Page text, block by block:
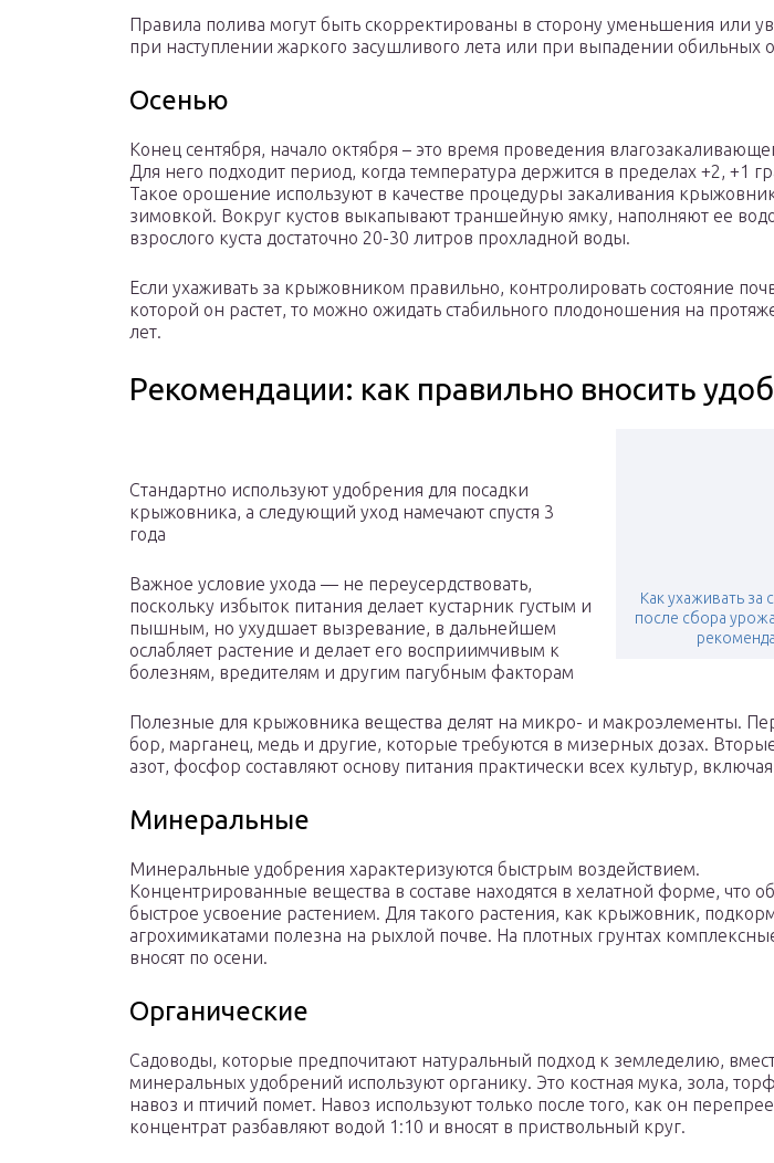
Правила полива могут быть скорректированы в сторону уменьшения или
при наступлении жаркого засушливого лета или при выпадении обильных
Осенью
Конец сентября, начало октября – это время проведения
Для него подходит период, когда температура держится в пределах +2, +1
Такое орошение используют в качестве процедуры закаливания
зимовкой. Вокруг кустов выкапывают траншейную ямку, наполняют ее
взрослого куста достаточно 20-30 литров прохладной воды.
Если ухаживать за крыжовником правильно, контролировать состояние
которой он растет, то можно ожидать стабильного плодоношения на
лет.
Рекомендации: как правильно вносить
Как ухаживать за
после сбора
Стандартно используют удобрения для посадки
крыжовника, а следующий уход намечают спустя 3
года
Важное условие ухода — не переусердствовать,
поскольку избыток питания делает кустарник густым и
пышным, но ухудшает вызревание, в дальнейшем
ослабляет растение и делает его восприимчивым к
болезням, вредителям и другим пагубным факторам
Полезные для крыжовника вещества делят на микро- и макроэлементы.
бор, марганец, медь и другие, которые требуются в мизерных дозах.
азот, фосфор составляют основу питания практически всех культур,
Минеральные
Минеральные удобрения характеризуются быстрым воздействием.
Концентрированные вещества в составе находятся в хелатной форме, что
быстрое усвоение растением. Для такого растения, как крыжовник,
агрохимикатами полезна на рыхлой почве. На плотных грунтах
вносят по осени.
Органические
Садоводы, которые предпочитают натуральный подход к земледелию,
минеральных удобрений используют органику. Это костная мука, зола,
навоз и птичий помет. Навоз используют только после того, как он
концентрат разбавляют водой 1:10 и вносят в приствольный круг.